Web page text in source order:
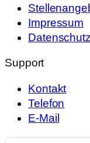
Impressum
Support
Kontakt
Telefon
E-Mail